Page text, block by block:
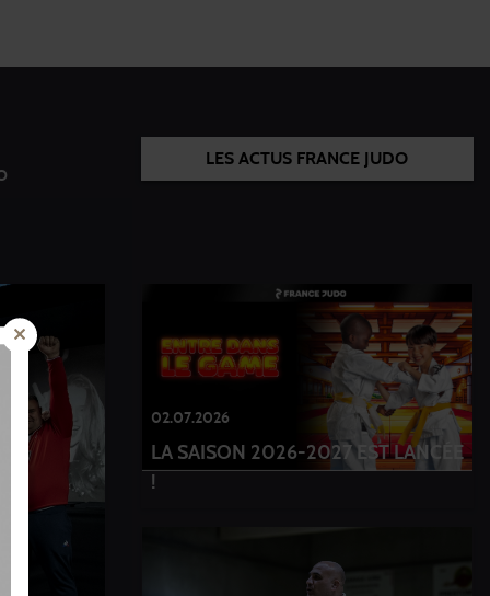
LES ACTUS FRANCE JUDO
02.07.2026
LA SAISON 2026-2027 EST LANCÉE
!